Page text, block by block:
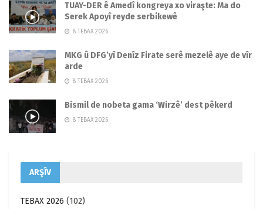
TUAY-DER ê Amedî kongreya xo viraşte: Ma do
Serek Apoyî reyde serbikewê
8 TEBAX 2026
MKG û DFG’yî Denîz Firate serê mezelê aye de vîr
arde
8 TEBAX 2026
Bismil de nobeta gama ‘Wirzê’ dest pêkerd
8 TEBAX 2026
ARŞÎV
TEBAX 2026 (102)